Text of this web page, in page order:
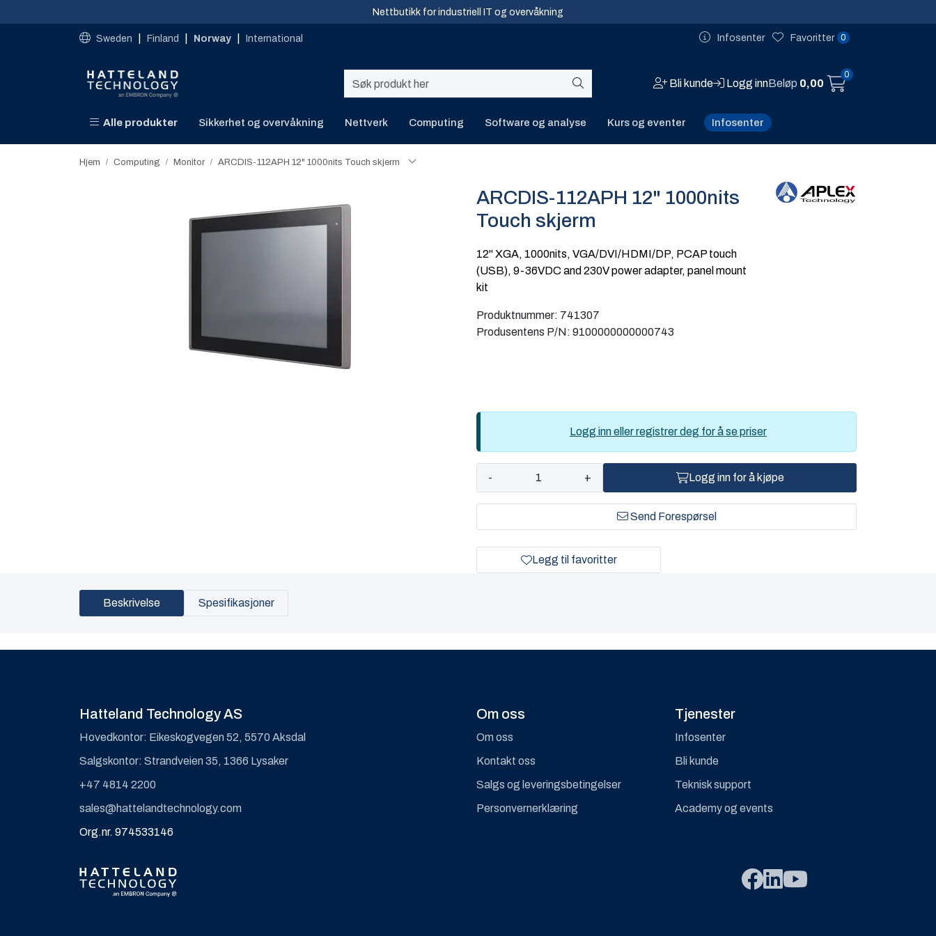
Nettbutikk for industriell IT og overvåkning
Sweden Finland Norway International Infosenter 0
Favoritter
Bli kunde Logg innBeløp 0,00
0
Alle produkter Sikkerhet og overvåkning Nettverk Computing Software og analyse Kurs og eventer Infosenter
Hjem Computing Monitor ARCDIS-112APH 12" 1000nits Touch skjerm
ARCDIS-112APH 12" 1000nits
Touch skjerm
12" XGA, 1000nits, VGA/DVI/HDMI/DP, PCAP touch
(USB), 9-36VDC and 230V power adapter, panel mount
kit
Produktnummer: 741307
Produsentens P/N: 9100000000000743
Logg inn eller registrer deg for å se priser
- + Logg inn for å kjøpe
Send Forespørsel
Legg til favoritter
Beskrivelse Spesifikasjoner
Hatteland Technology AS
Hovedkontor: Eikeskogvegen 52, 5570 Aksdal
Salgskontor: Strandveien 35, 1366 Lysaker
+47 4814 2200
sales@hattelandtechnology.com
Org.nr. 974533146
Om oss
Om oss
Kontakt oss
Salgs og leveringsbetingelser
Personvernerklæring
Tjenester
Infosenter
Bli kunde
Teknisk support
Academy og events